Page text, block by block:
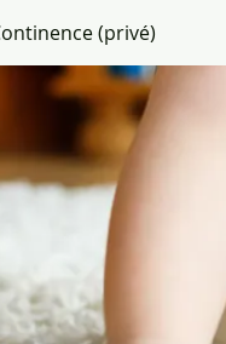
(privé)